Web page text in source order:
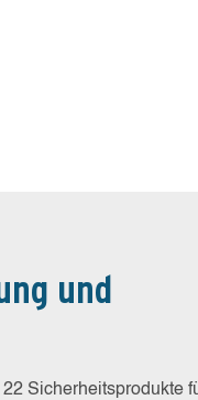
und
Sicherheitsprodukte